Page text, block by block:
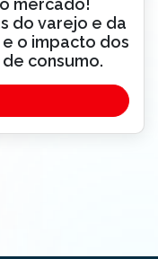
mercado!
do varejo e da
o impacto dos
consumo.